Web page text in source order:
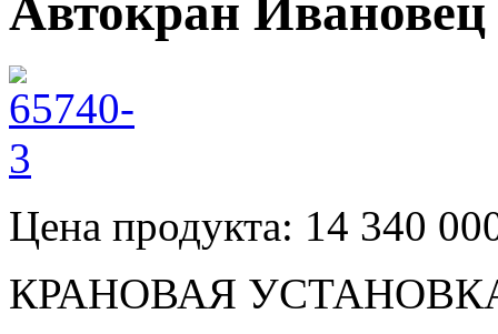
Автокран
Цена продукта: 14 340
КРАНОВАЯ